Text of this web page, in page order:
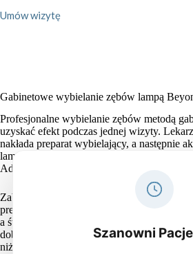
Umów wizytę
Gabinetowe wybielanie zębów lampą
Profesjonalne wybielanie zębów metodą
uzyskać efekt podczas jednej wizyty. Lekarz
nakłada preparat wybielający, a następnie
lampy. W Trio-Dent stosujemy między
Advanced oraz lampę Beyond Polus.
Zabieg trwa zwykle od 30 do 60 minut.
preparat działa na przebarwienia znajdujące
a światło lampy wspiera proces ich
dobrze sprawdza się u pacjentów, którzy
niż przy wybielaniu nakładkowym.
Szanowni